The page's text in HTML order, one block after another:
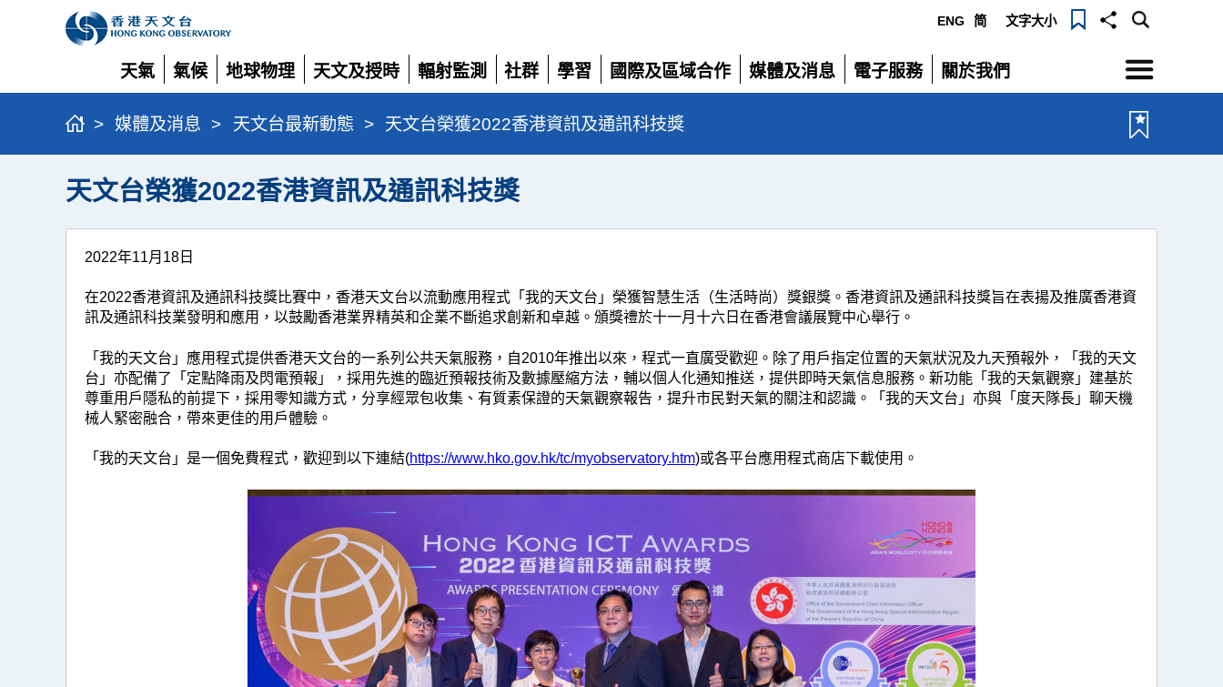
ENG 简 文字大小
天氣
展
開
氣候
展
開
地球物理
展
開
天文及授時
展
開
輻射監測
展
開
社群
展
開
學習
展
開
國際及區域合作
展
開
媒體及消息
展
電子服務
展
關於我們
展
選
單
> 媒體及消息 > 天文台最新動態 > 天文台榮獲2022香港資訊及通訊科技獎
天文台榮獲2022香港資訊及通訊科技獎
2022年11月18日
在2022香港資訊及通訊科技獎比賽中，香港天文台以流動應用程式「我的天文台」榮獲智慧生活（生活時尚）獎銀獎。香港資訊及通訊科技獎旨在表揚及推廣香港資
訊及通訊科技業發明和應用，以鼓勵香港業界精英和企業不斷追求創新和卓越。頒獎禮於十一月十六日在香港會議展覽中心舉行。
「我的天文台」應用程式提供香港天文台的一系列公共天氣服務，自2010年推出以來，程式一直廣受歡迎。除了用戶指定位置的天氣狀況及九天預報外，「我的天文
台」亦配備了「定點降雨及閃電預報」，採用先進的臨近預報技術及數據壓縮方法，輔以個人化通知推送，提供即時天氣信息服務。新功能「我的天氣觀察」建基於
尊重用戶隱私的前提下，採用零知識方式，分享經眾包收集、有質素保證的天氣觀察報告，提升市民對天氣的關注和認識。「我的天文台」亦與「度天隊長」聊天機
械人緊密融合，帶來更佳的用戶體驗。
「我的天文台」是一個免費程式，歡迎到以下連結(https://www.hko.gov.hk/tc/myobservatory.htm)或各平台應用程式商店下載使用。